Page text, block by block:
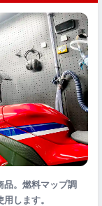
品。燃料マップ調
します。